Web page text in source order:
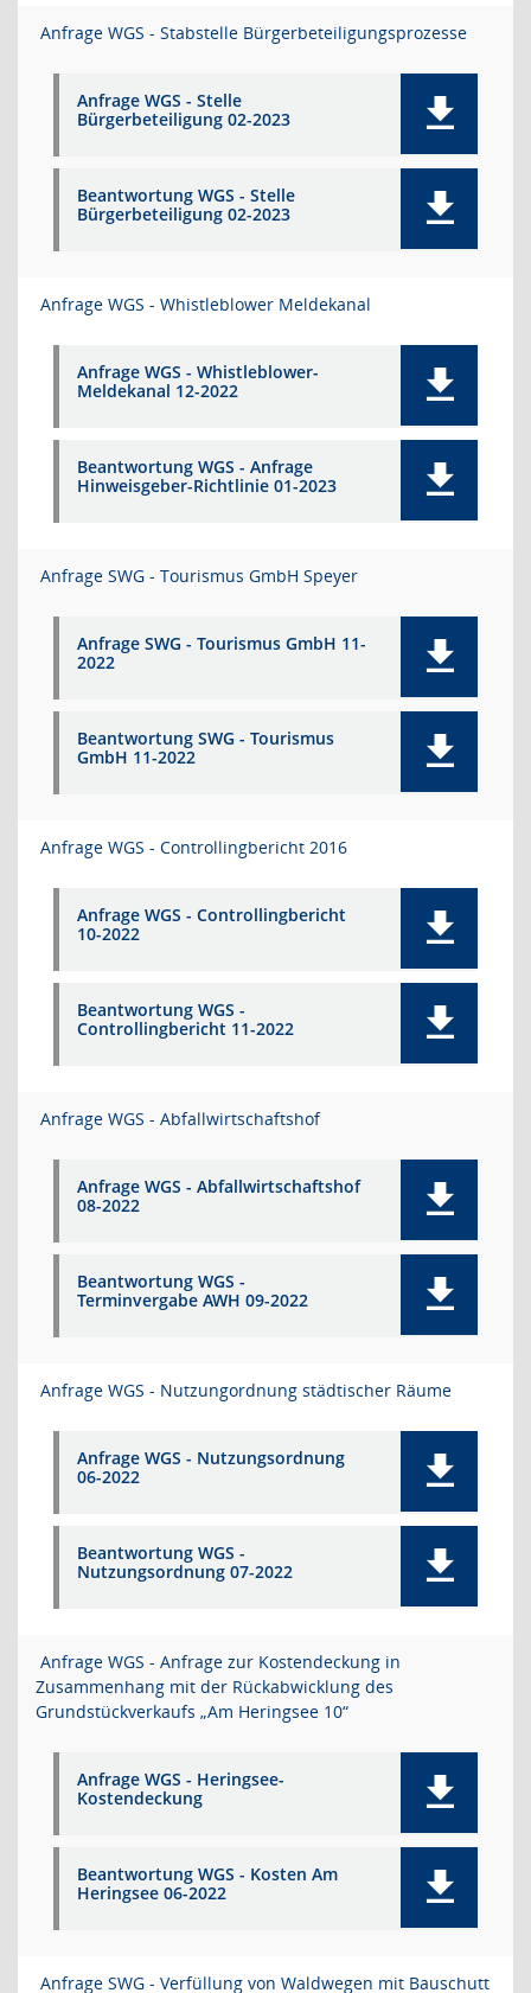
Anfrage WGS - Stabstelle Bürgerbeteiligungsprozesse
Anfrage WGS - Stelle
Bürgerbeteiligung 02-2023
Beantwortung WGS - Stelle
Bürgerbeteiligung 02-2023
Anfrage WGS - Whistleblower Meldekanal
Anfrage WGS - Whistleblower-
Meldekanal 12-2022
Beantwortung WGS - Anfrage
Hinweisgeber-Richtlinie 01-2023
Anfrage SWG - Tourismus GmbH Speyer
Anfrage SWG - Tourismus GmbH 11-
2022
Beantwortung SWG - Tourismus
GmbH 11-2022
Anfrage WGS - Controllingbericht 2016
Anfrage WGS - Controllingbericht
10-2022
Beantwortung WGS -
Controllingbericht 11-2022
Anfrage WGS - Abfallwirtschaftshof
Anfrage WGS - Abfallwirtschaftshof
08-2022
Beantwortung WGS -
Terminvergabe AWH 09-2022
Anfrage WGS - Nutzungordnung städtischer Räume
Anfrage WGS - Nutzungsordnung
06-2022
Beantwortung WGS -
Nutzungsordnung 07-2022
Anfrage WGS - Anfrage zur Kostendeckung in
Zusammenhang mit der Rückabwicklung des
Grundstückverkaufs „Am Heringsee 10“
Anfrage WGS - Heringsee-
Kostendeckung
Beantwortung WGS - Kosten Am
Heringsee 06-2022
Anfrage SWG - Verfüllung von Waldwegen mit Bauschutt